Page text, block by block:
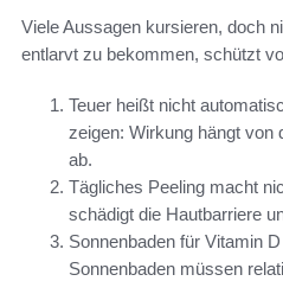
Viele Aussagen kursieren, doch
entlarvt zu bekommen, schützt
Teuer heißt nicht
zeigen: Wirkung hängt von
ab.
Tägliches Peeling macht
schädigt die Hautbarriere
Sonnenbaden für Vitamin
Sonnenbaden müssen